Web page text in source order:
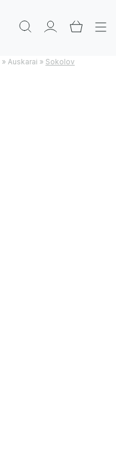
» Auskarai » Sokolov